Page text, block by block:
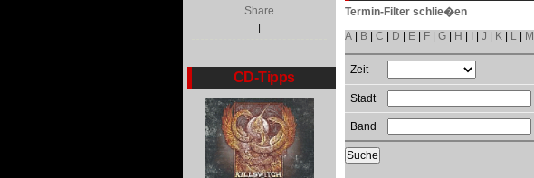
Share
|
CD-Tipps
Termin-Filter schlie�en
A
B |C D E F |G H |J K L M
Zeit
Stadt
Band